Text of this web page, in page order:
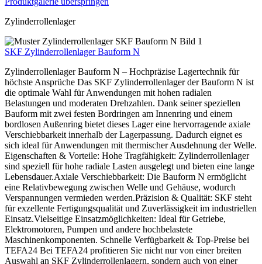
Zylinderrollenlager
SKF Zylinderrollenlager Bauform N
Zylinderrollenlager Bauform N – Hochpräzise Lagertechnik für
höchste Ansprüche Das SKF Zylinderrollenlager der Bauform N ist
die optimale Wahl für Anwendungen mit hohen radialen
Belastungen und moderaten Drehzahlen. Dank seiner speziellen
Bauform mit zwei festen Bordringen am Innenring und einem
bordlosen Außenring bietet dieses Lager eine hervorragende axiale
Verschiebbarkeit innerhalb der Lagerpassung. Dadurch eignet es
sich ideal für Anwendungen mit thermischer Ausdehnung der Welle.
Eigenschaften & Vorteile: Hohe Tragfähigkeit: Zylinderrollenlager
sind speziell für hohe radiale Lasten ausgelegt und bieten eine lange
Lebensdauer.Axiale Verschiebbarkeit: Die Bauform N ermöglicht
eine Relativbewegung zwischen Welle und Gehäuse, wodurch
Verspannungen vermieden werden.Präzision & Qualität: SKF steht
für exzellente Fertigungsqualität und Zuverlässigkeit im industriellen
Einsatz.Vielseitige Einsatzmöglichkeiten: Ideal für Getriebe,
Elektromotoren, Pumpen und andere hochbelastete
Maschinenkomponenten. Schnelle Verfügbarkeit & Top-Preise bei
TEFA24 Bei TEFA24 profitieren Sie nicht nur von einer breiten
Auswahl an SKF Zylinderrollenlagern, sondern auch von einer